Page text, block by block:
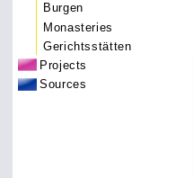
Burgen
Monasteries
Gerichtsstätten
Projects
Sources